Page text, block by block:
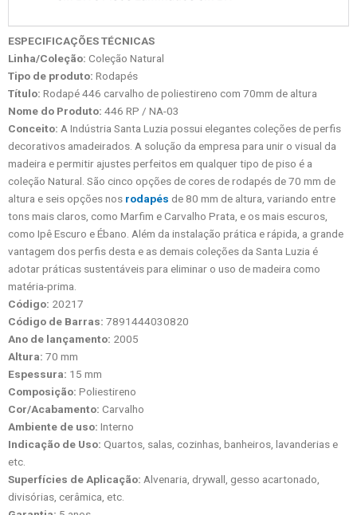
ESPECIFICAÇÕES TÉCNICAS
Linha/Coleção: Coleção Natural
Tipo de produto: Rodapés
Título: Rodapé 446 carvalho de poliestireno com 70mm de altura
Nome do Produto: 446 RP / NA-03
Conceito: A Indústria Santa Luzia possui elegantes coleções de perfis
decorativos amadeirados. A solução da empresa para unir o visual da
madeira e permitir ajustes perfeitos em qualquer tipo de piso é a
coleção Natural. São cinco opções de cores de rodapés de 70 mm de
altura e seis opções nos rodapés de 80 mm de altura, variando entre
tons mais claros, como Marfim e Carvalho Prata, e os mais escuros,
como Ipê Escuro e Ébano. Além da instalação prática e rápida, a grande
vantagem dos perfis desta e as demais coleções da Santa Luzia é
adotar práticas sustentáveis para eliminar o uso de madeira como
matéria-prima.
Código: 20217
Código de Barras: 7891444030820
Ano de lançamento: 2005
Altura: 70 mm
Espessura: 15 mm
Composição: Poliestireno
Cor/Acabamento: Carvalho
Ambiente de uso: Interno
Indicação de Uso: Quartos, salas, cozinhas, banheiros, lavanderias e
etc.
Superfícies de Aplicação: Alvenaria, drywall, gesso acartonado,
divisórias, cerâmica, etc.